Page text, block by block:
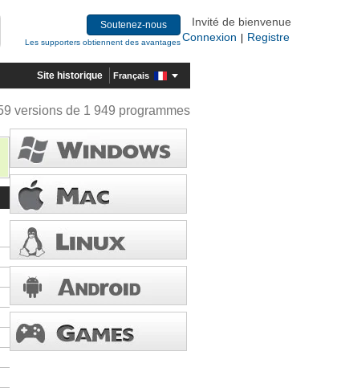
Soutenez-nous
Les supporters obtiennent des avantages
Invité de bienvenue
Connexion
Registre
Site historique Français
versions de 1 949 programmes